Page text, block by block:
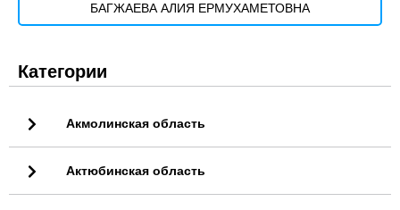
БАГЖАЕВА АЛИЯ ЕРМУХАМЕТОВНА
Категории
Акмолинская область
Актюбинская область